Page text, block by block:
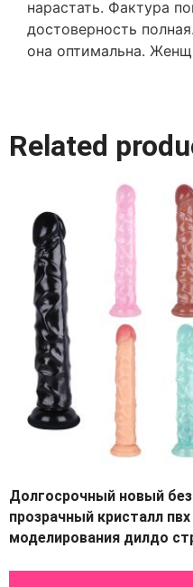
нарастать. Фактура
достоверность
она оптимальна.
Related
Долгосрочный новый
прозрачный кристалл
моделирования дилдо